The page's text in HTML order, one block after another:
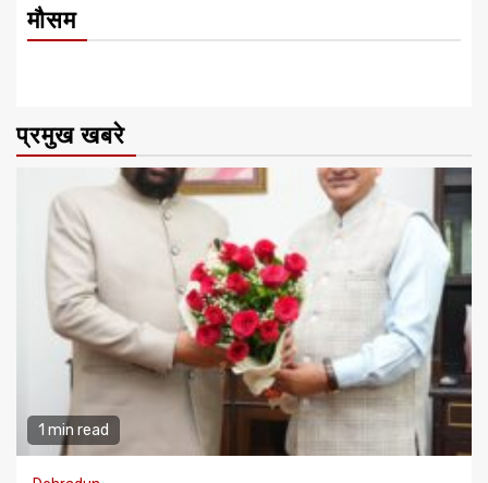
मौसम
प्रमुख खबरे
1 min read